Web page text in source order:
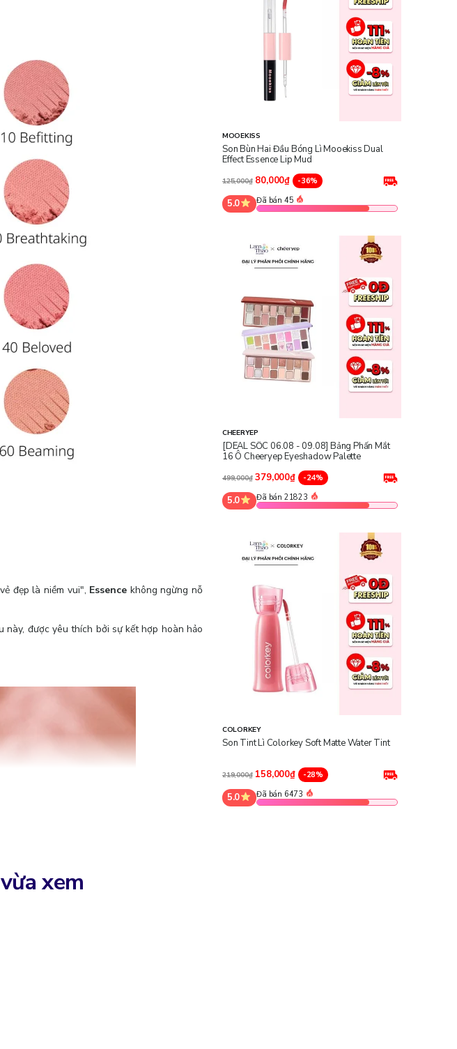
đẹp là niềm vui", Essence không ngừng nỗ
được yêu thích bởi sự kết hợp hoàn hảo
MOOEKISS
Son Bùn Hai Đầu Bóng Lì Mooekiss Dual
Effect Essence Lip Mud
125,000₫ 80,000₫ -36%
5.0 Đã bán 45
CHEERYEP
[DEAL SỐC 06.08 - 09.08] Bảng Phấn Mắt
16 Ô Cheeryep Eyeshadow Palette
499,000₫ 379,000₫ -24%
5.0 Đã bán 21823
COLORKEY
Son Tint Lì Colorkey Soft Matte Water Tint
219,000₫ 158,000₫ -28%
5.0 Đã bán 6473
xem